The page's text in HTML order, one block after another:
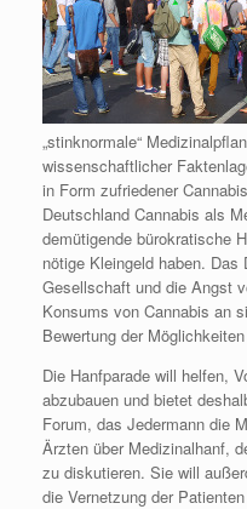
„stinknormale“
wissenschaftlicher
in Form zufriedener
Deutschland Cannabis als
demütigende bürokratische
nötige Kleingeld haben. Das
Gesellschaft und die Angst
Konsums von Cannabis an
Bewertung der
Die Hanfparade will helfen,
abzubauen und bietet
Forum, das Jedermann die
Ärzten über Medizinalhanf,
zu diskutieren. Sie will
die Vernetzung der